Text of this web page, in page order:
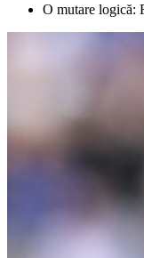
O mutare logică: